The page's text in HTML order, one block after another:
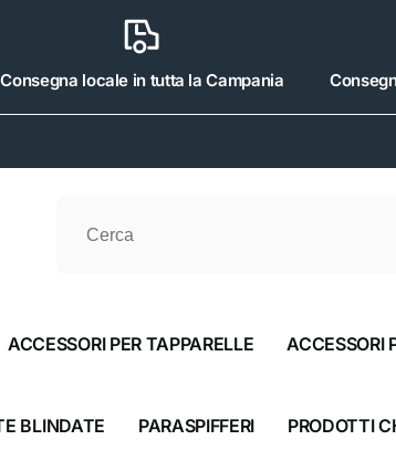
Consegna locale in tutta la Campania
ACCESSORI PER TAPPARELLE ACCESSORI
BLINDATE PARASPIFFERI PRODOTTI
Sici Srl
Via Napoli 475